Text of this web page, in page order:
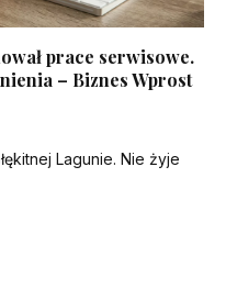
prace serwisowe.
– Biznes Wprost